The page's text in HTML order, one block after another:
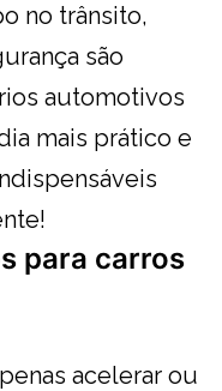
no trânsito,
são
automotivos
mais prático e
para carros
acelerar ou